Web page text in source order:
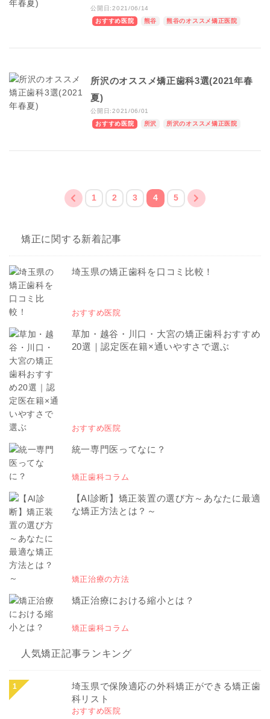
公開日:2021/06/14
おすすめ医院
熊谷 熊谷のオススメ矯正医院
所沢のオススメ矯正歯科3選(2021年春
夏)
公開日:2021/06/01
おすすめ医院
所沢 所沢のオススメ矯正医院
1 2 3 4 5
矯正に関する新着記事
埼玉県の矯正歯科を口コミ比較！
おすすめ医院
草加・越谷・川口・大宮の矯正歯科おすすめ
20選｜認定医在籍×通いやすさで選ぶ
おすすめ医院
統一専門医ってなに？
矯正歯科コラム
【AI診断】矯正装置の選び方～あなたに最適
な矯正方法とは？～
矯正治療の方法
矯正治療における縮小とは？
矯正歯科コラム
人気矯正記事ランキング
埼玉県で保険適応の外科矯正ができる矯正歯
科リスト
おすすめ医院